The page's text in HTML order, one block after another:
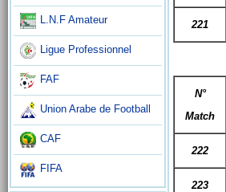
L.N.F Amateur
Ligue Professionnel
FAF
Union Arabe de Football
CAF
FIFA
221
N°
Match
222
223